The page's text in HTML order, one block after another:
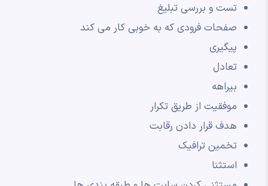
تست و بررسی تبلیغ
صفحات فرودی که به خوبی کار می کند
پیگیری
تعادل
بیراهه
موفقیت از طریق تکرار
هدف قرار دادن رقابت
تخمین ترافیک
استثنا